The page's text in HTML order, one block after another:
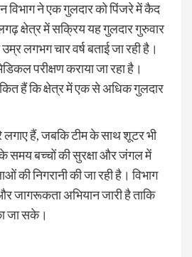
विभाग ने एक गुलदार को पिंजरे में कैद
क्षेत्र में सक्रिय यह गुलदार गुरुवार
लगभग चार वर्ष बताई जा रही है।
परीक्षण कराया जा रहा है।
हैं कि क्षेत्र में एक से अधिक गुलदार
लगाए हैं, जबकि टीम के साथ शूटर भी
समय बच्चों की सुरक्षा और जंगल में
की निगरानी की जा रही है। विभाग
जागरूकता अभियान जारी है ताकि
जा सके।